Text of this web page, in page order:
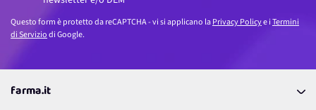
Questo form è protetto da reCAPTCHA - vi si applicano laPrivacy Policye iTermini
di Serviziodi Google.
farma.it